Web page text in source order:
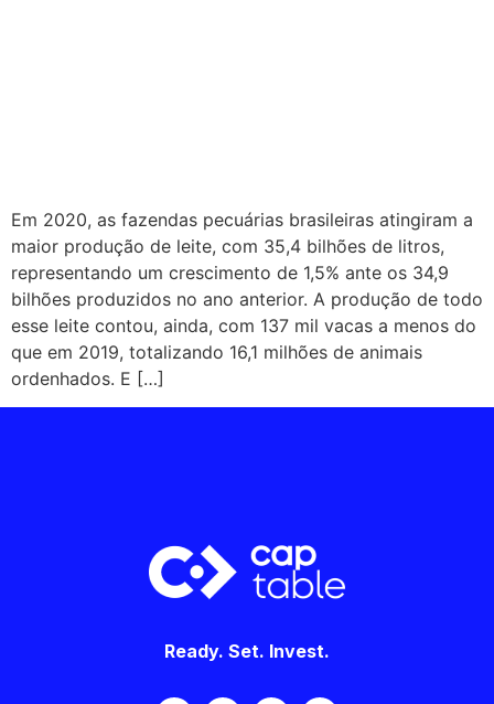
Em 2020, as fazendas pecuárias brasileiras atingiram a
maior produção de leite, com 35,4 bilhões de litros,
representando um crescimento de 1,5% ante os 34,9
bilhões produzidos no ano anterior. A produção de todo
esse leite contou, ainda, com 137 mil vacas a menos do
que em 2019, totalizando 16,1 milhões de animais
ordenhados. E […]
Ready. Set. Invest.